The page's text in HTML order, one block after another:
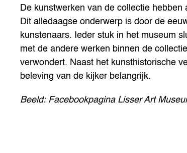
De kunstwerken van de collectie
Dit alledaagse onderwerp is door de
kunstenaars. Ieder stuk in het museum
met de andere werken binnen de
verwondert. Naast het kunsthistorische
beleving van de kijker belangrijk.
Beeld: Facebookpagina Lisser Art